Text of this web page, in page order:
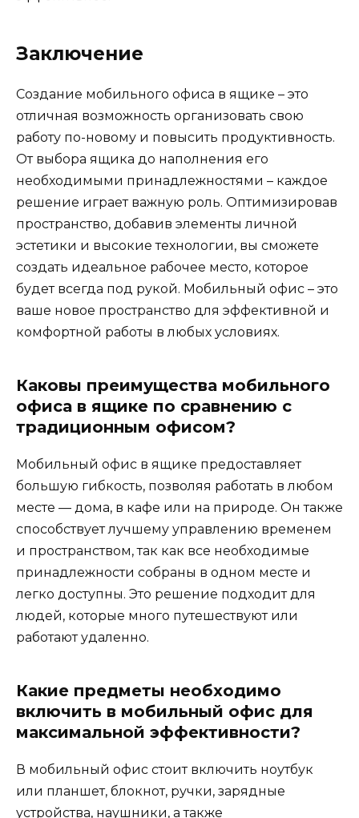
Заключение
Создание мобильного офиса в ящике – это
отличная возможность организовать свою
работу по-новому и повысить продуктивность.
От выбора ящика до наполнения его
необходимыми принадлежностями – каждое
решение играет важную роль. Оптимизировав
пространство, добавив элементы личной
эстетики и высокие технологии, вы сможете
создать идеальное рабочее место, которое
будет всегда под рукой. Мобильный офис – это
ваше новое пространство для эффективной и
комфортной работы в любых условиях.
Каковы преимущества мобильного
офиса в ящике по сравнению с
традиционным офисом?
Мобильный офис в ящике предоставляет
большую гибкость, позволяя работать в любом
месте — дома, в кафе или на природе. Он также
способствует лучшему управлению временем
и пространством, так как все необходимые
принадлежности собраны в одном месте и
легко доступны. Это решение подходит для
людей, которые много путешествуют или
работают удаленно.
Какие предметы необходимо
включить в мобильный офис для
максимальной эффективности?
В мобильный офис стоит включить ноутбук
или планшет, блокнот, ручки, зарядные
устройства, наушники, а также